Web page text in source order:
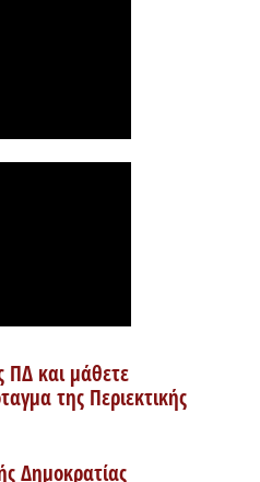
ΠΔ και μάθετε
της Περιεκτικής
Δημοκρατίας